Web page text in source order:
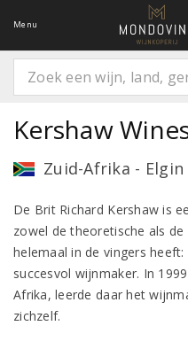
Menu
Kershaw
Zuid-Afrika - Elgin
De Brit Richard Kershaw is
zowel de theoretische als
helemaal in de vingers
succesvol wijnmaker. In
Afrika, leerde daar het
zichzelf.